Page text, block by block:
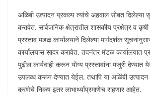
अळिंबी उत्पादन प्रकल्प त्यांचे अहवाल सोबत दिलेल्या
करावेत. सार्वजनिक क्षेत्रातील शासकीय प्रक्षेत्र व कृषी
प्रस्ताव मंडळ कार्यालयाने दिलेल्या मार्गदर्शक
कार्यालयास सादर करावेत. तदनंतर मंडळ कार्यालयात
पुढील कार्यवाही करून योग्य प्रस्तावांना मंजुरी
उपलब्ध करून देण्यात येईल. तथापि या अळिंबी
करणेचे निकष इतर लाभार्थ्याप्रमाणेच राहणार आहेत.